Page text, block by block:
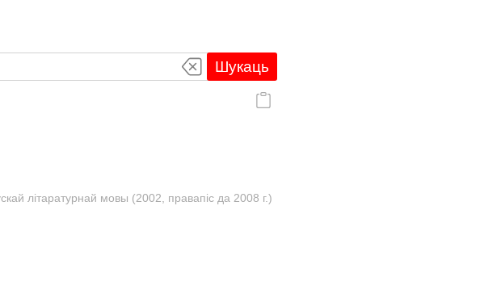
Шукаць
літаратурнай мовы (2002, правапіс да 2008 г.)